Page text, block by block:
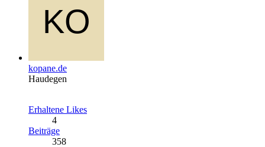
kopane.de
Haudegen
Erhaltene Likes
4
Beiträge
358